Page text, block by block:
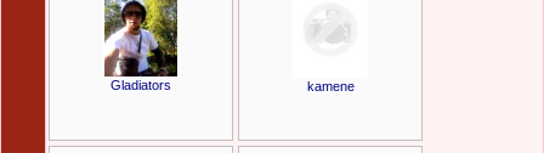
Gladiators kamene